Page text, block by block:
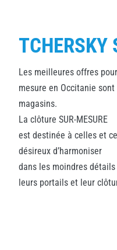
TCHERSKY
Les meilleures offres
mesure en Occitanie
magasins.
La clôture SUR-MESURE
est destinée à celles et
désireux d’harmoniser
dans les moindres détails
leurs portails et leur